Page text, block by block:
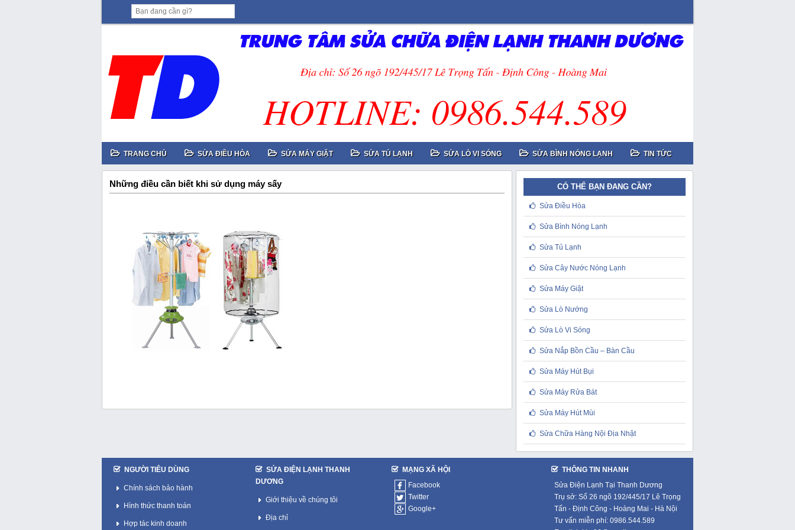
TRANG CHỦ SỬA ĐIỀU HÒA SỬA MÁY GIẶT SỬA TỦ LẠNH SỬA LÒ VI SÓNG SỬA BÌNH NÓNG LẠNH TIN TỨC
Những điều cần biết khi sử dụng máy sấy CÓ THỂ BẠN ĐANG CẦN?
Sửa Điều Hòa
Sửa Bình Nóng Lạnh
Sửa Tủ Lạnh
Sửa Cây Nước Nóng Lạnh
Sửa Máy Giặt
Sửa Lò Nướng
Sửa Lò Vi Sóng
Sửa Nắp Bồn Cầu – Bàn Cầu
Sửa Máy Hút Bụi
Sửa Máy Rửa Bát
Sửa Máy Hút Mùi
Sửa Chữa Hàng Nội Địa Nhật
NGƯỜI TIÊU DÙNG
Chính sách bảo hành
Hình thức thanh toán
Hợp tác kinh doanh
SỬA ĐIỆN LẠNH THANH
DƯƠNG
Giới thiệu về chúng tôi
Địa chỉ
MẠNG XÃ HỘI
Facebook
Twitter
Google+
THÔNG TIN NHANH
Sửa Điện Lạnh Tại Thanh Dương
Trụ sở: Số 26 ngõ 192/445/17 Lê Trọng
Tấn - Định Công - Hoàng Mai - Hà Nội
Tư vấn miễn phí: 0986.544.589